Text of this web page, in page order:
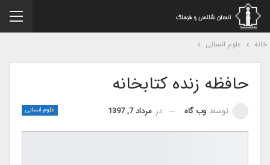
علوم انسانی
حافظه زنده کتابخانه
علوم انسانی توسطوب گاه درمرداد 7, 1397